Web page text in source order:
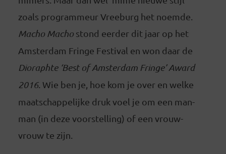
zoals programmeur Vreeburg het noemde.
Macho Machostond eerder dit jaar op het
Amsterdam Fringe Festival en won daar de
Dioraphte ‘Best of Amsterdam Fringe’ Award
2016. Wie ben je, hoe kom je over en welke
maatschappelijke druk voel je om een man-
man (in deze voorstelling) of een vrouw-
vrouw te zijn.